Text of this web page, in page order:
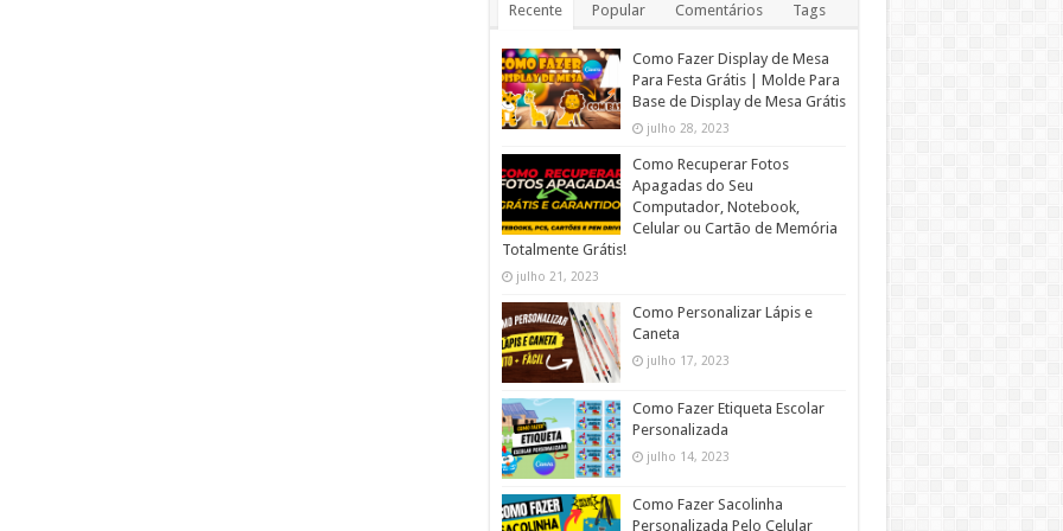
Recente Popular Comentários Tags
Como Fazer Display de Mesa
Para Festa Grátis | Molde Para
Base de Display de Mesa Grátis
julho 28, 2023
Como Recuperar Fotos
Apagadas do Seu
Computador, Notebook,
Celular ou Cartão de Memória
Totalmente Grátis!
julho 21, 2023
Como Personalizar Lápis e
Caneta
julho 17, 2023
Como Fazer Etiqueta Escolar
Personalizada
julho 14, 2023
Como Fazer Sacolinha
Personalizada Pelo Celular